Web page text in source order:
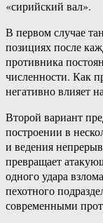
«сирийский вал».
В первом случае
позициях после
противника
численности. Как
негативно влияет
Второй вариант
построении в
и ведения
превращает
одного удара
пехотного
современными